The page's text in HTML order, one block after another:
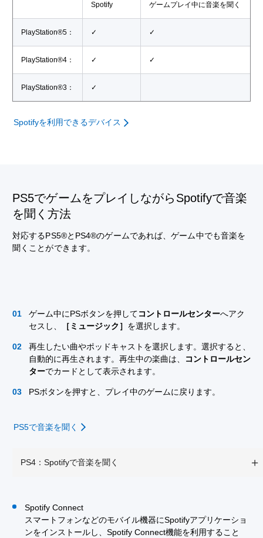
Spotify ゲームプレイ中に音楽を聞く
PlayStation®5： ✓ ✓
PlayStation®4： ✓ ✓
PlayStation®3： ✓
Spotifyを利用できるデバイス
PS5でゲームをプレイしながらSpotifyで音楽
を聞く方法
対応するPS5®とPS4®のゲームであれば、ゲーム中でも音楽を
聞くことができます。
ゲーム中にPSボタンを押してコントロールセンターへアク
セスし、
［ミュージック］ を選択します。
再生したい曲やポッドキャストを選択します。選択すると、
自動的に再生されます。再生中の楽曲は、
コントロールセン
ターでカードとして表示されます。
PSボタンを押すと、プレイ中のゲームに戻ります。
PS5で音楽を聞く
PS4：Spotifyで音楽を聞く
Spotify Connect
スマートフォンなどのモバイル機器にSpotifyアプリケーショ
ンをインストールし、Spotify Connect機能を利用すること